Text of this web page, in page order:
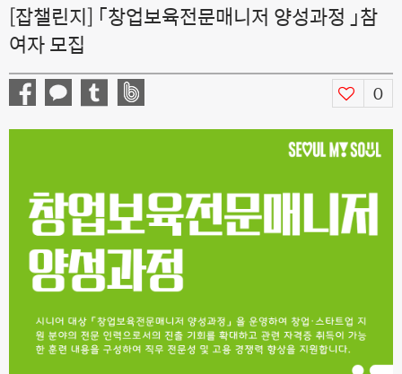
[잡챌린지] 「창업보육전문매니저 양성과정 」참
여자 모집
0